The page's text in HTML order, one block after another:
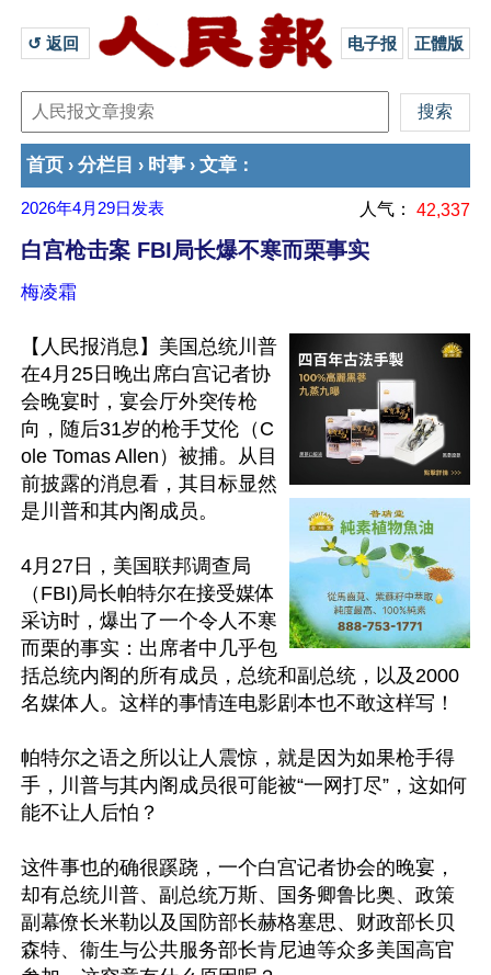
↺ 返回 电子报 正體版
首页 › 分栏目 › 时事 › 文章 ：
2026年4月29日 发表 人气： 42,337
白宫枪击案 FBI局长爆不寒而栗事实
梅凌霜
【人民报消息】美国总统川普
在4月25日晚出席白宫记者协
会晚宴时，宴会厅外突传枪
向，随后31岁的枪手艾伦（C
ole Tomas Allen）被捕。从目
前披露的消息看，其目标显然
是川普和其内阁成员。
4月27日，美国联邦调查局
（FBI)局长帕特尔在接受媒体
采访时，爆出了一个令人不寒
而栗的事实：出席者中几乎包
括总统内阁的所有成员，总统和副总统，以及2000
名媒体人。这样的事情连电影剧本也不敢这样写！
帕特尔之语之所以让人震惊，就是因为如果枪手得
手，川普与其内阁成员很可能被“一网打尽”，这如何
能不让人后怕？
这件事也的确很蹊跷，一个白宫记者协会的晚宴，
却有总统川普、副总统万斯、国务卿鲁比奥、政策
副幕僚长米勒以及国防部长赫格塞思、财政部长贝
森特、衞生与公共服务部长肯尼迪等众多美国高官